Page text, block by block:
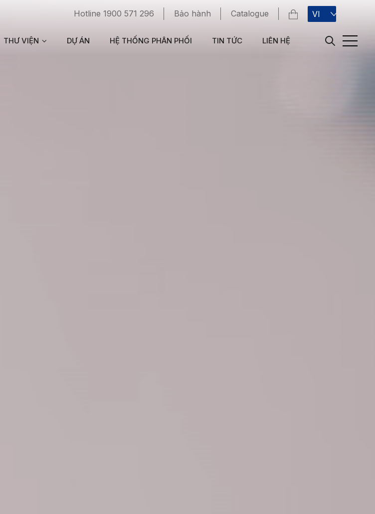
Hotline 1900 571 296 Bảo hành Catalogue VI
THƯ VIỆN DỰ ÁN HỆ THỐNG PHÂN PHỐI TIN TỨC LIÊN HỆ